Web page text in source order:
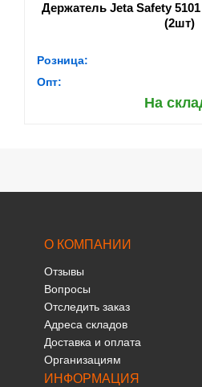
Держатель Jeta Safety
(2шт)
Розница:
Опт:
На
О КОМПАНИИ
Отзывы
Вопросы
Отследить заказ
Адреса складов
Доставка и оплата
Организациям
ИНФОРМАЦИЯ